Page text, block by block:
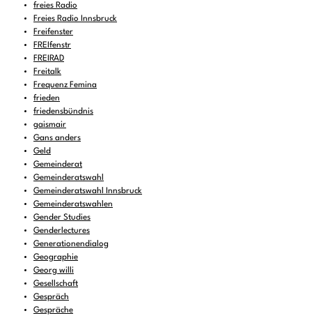
freies Radio
Freies Radio Innsbruck
Freifenster
FREIfenstr
FREIRAD
Freitalk
Frequenz Femina
frieden
friedensbündnis
gaismair
Gans anders
Geld
Gemeinderat
Gemeinderatswahl
Gemeinderatswahl Innsbruck
Gemeinderatswahlen
Gender Studies
Genderlectures
Generationendialog
Geographie
Georg willi
Gesellschaft
Gespräch
Gespräche